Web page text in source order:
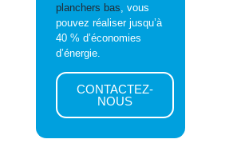
planchers bas, vous
pouvez réaliser jusqu’à
40 % d’économies
d’énergie.
CONTACTEZ-
NOUS